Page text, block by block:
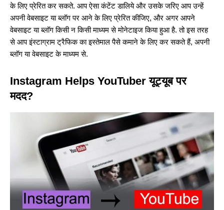
के लिए प्रेरित कर सकते. आप ऐसा कंटेंट डालिये और उसके जरिए आप उन्हें
अपनी वेबसाइट या ब्लॉग पर आने के लिए प्रेरित कीजिए, और अगर आपने
वेबसाइट या ब्लॉग किसी न किसी माध्यम से मोनेटाइज किया हुआ है. तो इस तरह
से आप इंस्टाग्राम ट्रैफिक का इस्तेमाल पैसे कमाने के लिए कर सकते हैं, अपनी
ब्लॉग या वेबसाइट के माध्यम से.
Instagram Helps YouTuber यूट्यूब पर
मदद?